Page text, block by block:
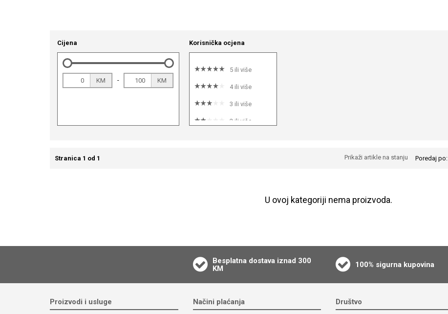
Cijena
KM - KM
Korisnička ocjena
5 ili više
4 ili više
3 ili više
2 ili više
Stranica 1 od 1 Poredaj po:
Prikaži artikle na stanju
U ovoj kategoriji nema proizvoda.
Besplatna dostava iznad 300
KM
100% sigurna kupovina
Proizvodi i usluge Načini plaćanja Društvo